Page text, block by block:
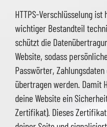
HTTPS-Verschlüsselung
wichtiger Bestandteil
schützt die
Website, sodass
Passwörter,
übertragen werden. Damit
deine Website ein
Zertifikat). Dieses